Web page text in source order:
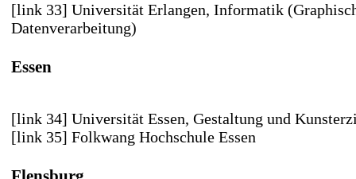
[link 33] Universität Erlangen, Informatik
Datenverarbeitung)
Essen
[link 34] Universität Essen, Gestaltung und
[link 35] Folkwang Hochschule Essen